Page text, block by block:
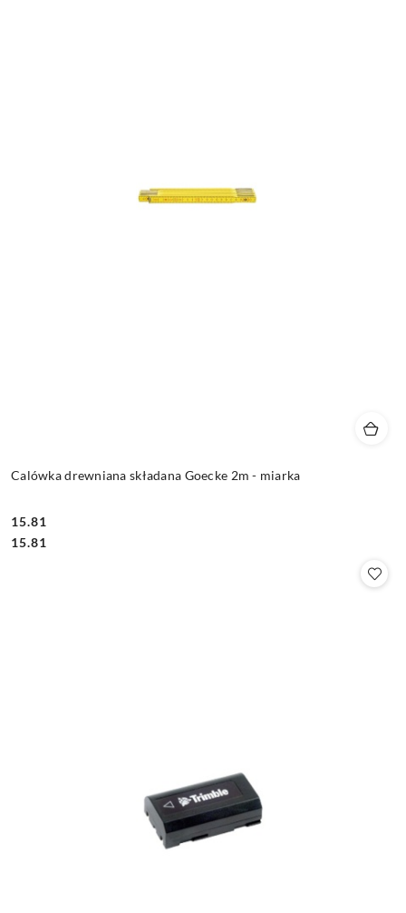
Calówka drewniana składana Goecke 2m - miarka
Cena:
15.81
Cena:
15.81